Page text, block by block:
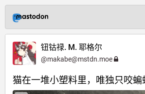
钮钴禄. M. 耶格尔
@makabe@mstdn.moe
猫在一堆小塑料里，唯独只咬蝙